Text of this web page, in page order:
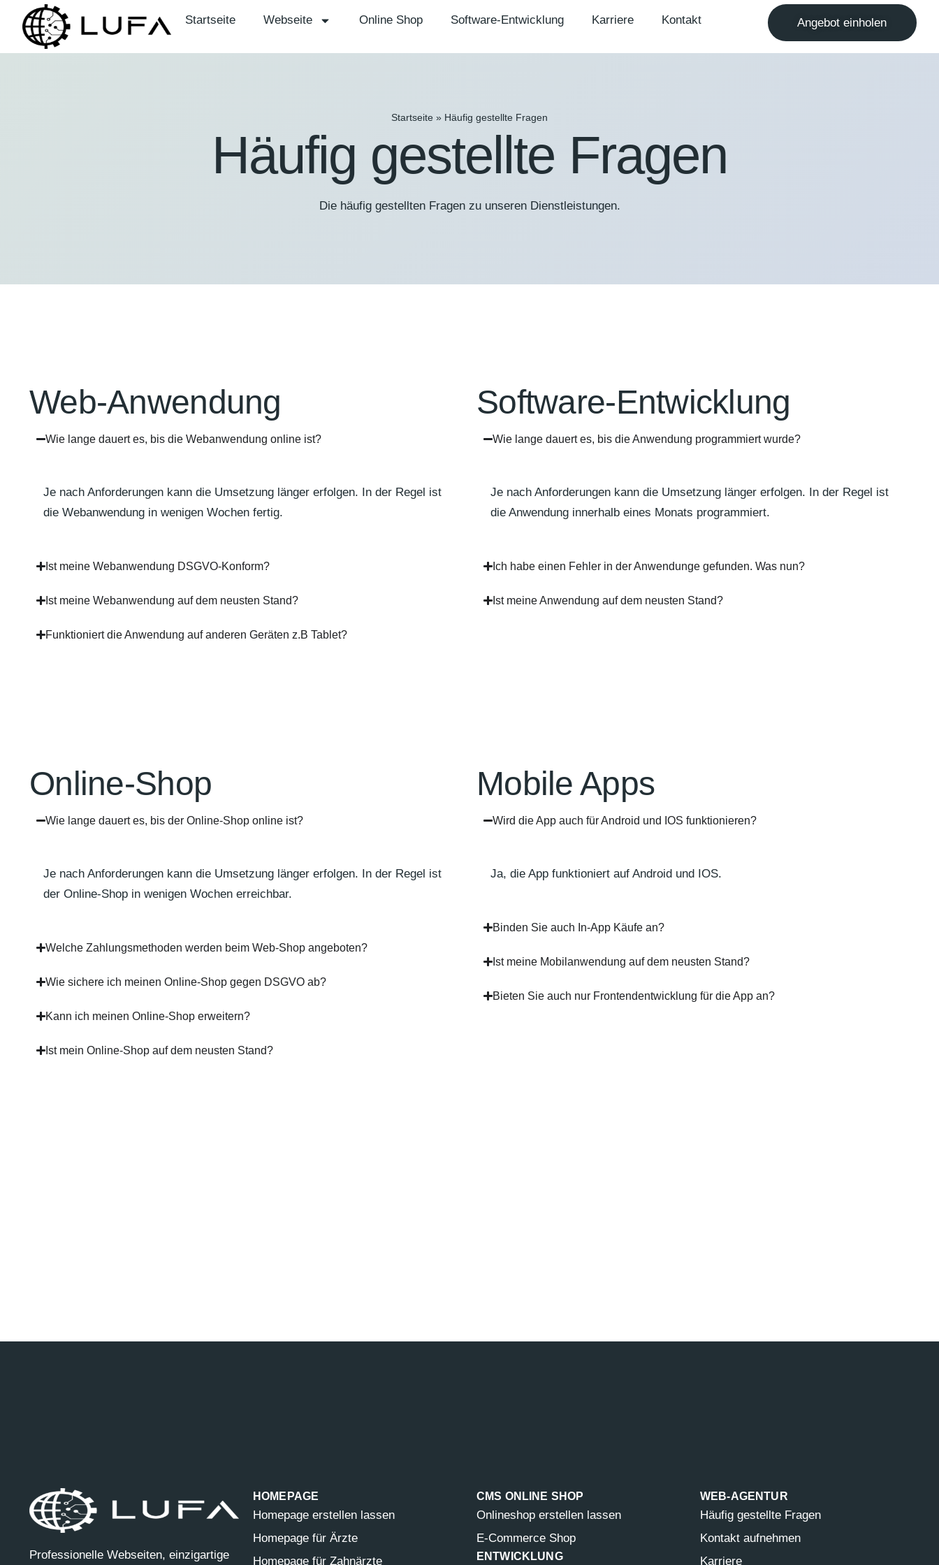
Startseite Webseite Online Shop Software-Entwicklung Karriere Kontakt Angebot einholen
Startseite » Häufig gestellte Fragen
Häufig gestellte Fragen
Die häufig gestellten Fragen zu unseren Dienstleistungen.
Web-Anwendung
Wie lange dauert es, bis die Webanwendung online ist?
Je nach Anforderungen kann die Umsetzung länger erfolgen. In der Regel ist
die Webanwendung in wenigen Wochen fertig.
Ist meine Webanwendung DSGVO-Konform?
Ist meine Webanwendung auf dem neusten Stand?
Funktioniert die Anwendung auf anderen Geräten z.B Tablet?
Software-Entwicklung
Wie lange dauert es, bis die Anwendung programmiert wurde?
Je nach Anforderungen kann die Umsetzung länger erfolgen. In der Regel ist
die Anwendung innerhalb eines Monats programmiert.
Ich habe einen Fehler in der Anwendunge gefunden. Was nun?
Ist meine Anwendung auf dem neusten Stand?
Online-Shop
Wie lange dauert es, bis der Online-Shop online ist?
Je nach Anforderungen kann die Umsetzung länger erfolgen. In der Regel ist
der Online-Shop in wenigen Wochen erreichbar.
Welche Zahlungsmethoden werden beim Web-Shop angeboten?
Wie sichere ich meinen Online-Shop gegen DSGVO ab?
Kann ich meinen Online-Shop erweitern?
Ist mein Online-Shop auf dem neusten Stand?
Mobile Apps
Wird die App auch für Android und IOS funktionieren?
Ja, die App funktioniert auf Android und IOS.
Binden Sie auch In-App Käufe an?
Ist meine Mobilanwendung auf dem neusten Stand?
Bieten Sie auch nur Frontendentwicklung für die App an?
Professionelle Webseiten, einzigartige
HOMEPAGE
Homepage erstellen lassen
Homepage für Ärzte
Homepage für Zahnärzte
CMS ONLINE SHOP
Onlineshop erstellen lassen
E-Commerce Shop
ENTWICKLUNG
WEB-AGENTUR
Häufig gestellte Fragen
Kontakt aufnehmen
Karriere